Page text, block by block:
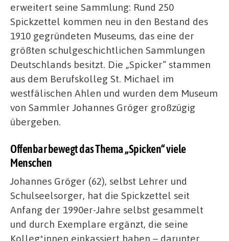
erweitert seine Sammlung: Rund 250
Spickzettel kommen neu in den Bestand des
1910 gegründeten Museums, das eine der
größten schulgeschichtlichen Sammlungen
Deutschlands besitzt. Die „Spicker“ stammen
aus dem Berufskolleg St. Michael im
westfälischen Ahlen und wurden dem Museum
von Sammler Johannes Gröger großzügig
übergeben.
Offenbar bewegt das Thema „Spicken“ viele
Menschen
Johannes Gröger (62), selbst Lehrer und
Schulseelsorger, hat die Spickzettel seit
Anfang der 1990er-Jahre selbst gesammelt
und durch Exemplare ergänzt, die seine
Kolleg*innen einkassiert haben – darunter